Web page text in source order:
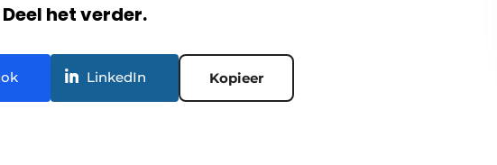
het verder.
LinkedIn Kopieer